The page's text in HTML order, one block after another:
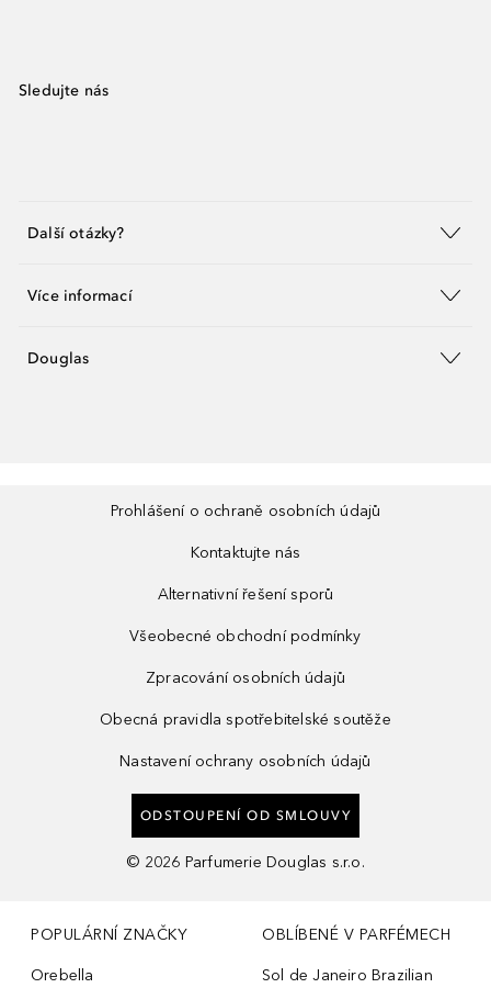
Sledujte nás
Další otázky?
Více informací
Douglas
Prohlášení o ochraně osobních údajů
Kontaktujte nás
Alternativní řešení sporů
Všeobecné obchodní podmínky
Zpracování osobních údajů
Obecná pravidla spotřebitelské soutěže
Nastavení ochrany osobních údajů
ODSTOUPENÍ OD SMLOUVY
© 2026 Parfumerie Douglas s.r.o.
POPULÁRNÍ ZNAČKY
Orebella
OBLÍBENÉ V PARFÉMECH
Sol de Janeiro Brazilian